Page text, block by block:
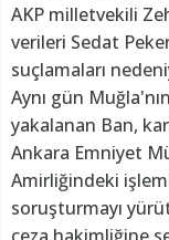
AKP milletvekili
verileri Sedat
suçlamaları
Aynı gün
yakalanan Ban,
Ankara Emniyet
Amirliğindeki
soruşturmayı